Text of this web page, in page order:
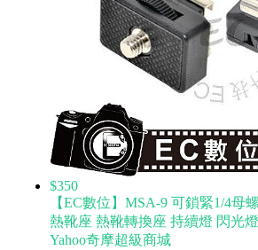
$350
【EC數位】MSA-9 可鎖緊1/4母
熱靴座 熱靴轉換座 持續燈 閃光
Yahoo奇摩超級商城